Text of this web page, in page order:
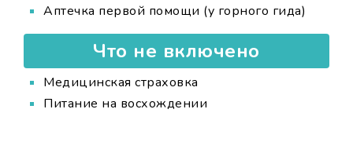
Аптечка первой помощи (у горного гида)
Что не включено
Медицинская страховка
Питание на восхождении